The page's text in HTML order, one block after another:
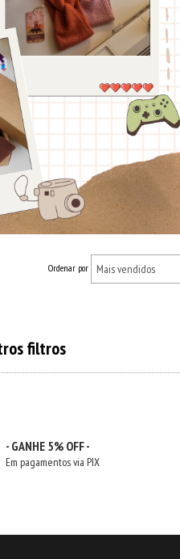
Ordenar por
filtros
- GANHE 5% OFF -
Em pagamentos via PIX